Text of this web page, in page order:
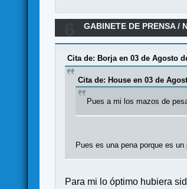
GABINETE DE PRENSA/
Cita de: Borja en 03 de Agosto
Cita de: House en 03 de
Pues a mi los mazos de
Pues es una pena porque es
Para mi lo óptimo hubiera